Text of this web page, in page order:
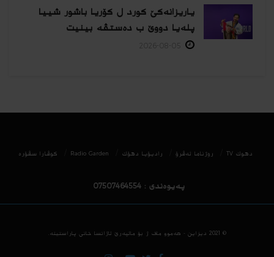
یاریزانەكێ کورد ل کۆریا باشور شییا
پلەیا دووێ ب دەستڤە بینیت
دھوك TV روژناما ئەڤرۆ رادیۆیا دهۆك Radio Garden كوڤارا سڤۆره‌
پەیوەندی : 07507464554
© 2021 دیزاین - هه‌موو ماف ژ بۆ مالپه‌رێ ئاژانسا خانی پاراستینه‌.